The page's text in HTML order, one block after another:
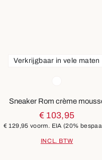
Verkrijgbaar in vele maten
Sneaker Rom crème
€ 103,95
€ 129,95 voorm. EIA(20%
INCL. BTW